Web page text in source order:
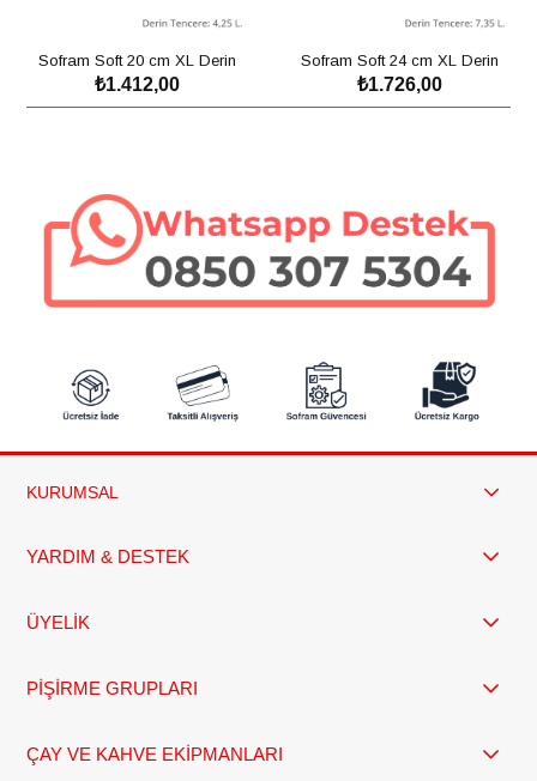
Sofram Soft 20 cm XL Derin
Tencere - 4,25 Litre
₺1.412,00
SEPETE EKLE
Sofram Soft 24 cm XL Derin
Tencere - 7,35 Litre
₺1.726,00
SEPETE EKLE
KURUMSAL
YARDIM & DESTEK
ÜYELİK
PİŞİRME GRUPLARI
ÇAY VE KAHVE EKİPMANLARI